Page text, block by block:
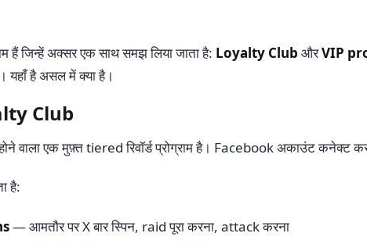
हैं जिन्हें अक्सर एक साथ समझ लिया जाता है: Loyalty Club औरVIP
यहाँ है असल में क्या है।
Club
वाला एक मुफ़्त tiered रिवॉर्ड प्रोग्राम है। Facebook अकाउंट कनेक्ट
है:
— आमतौर पर X बार स्पिन, raid पूरा करना, attack करना